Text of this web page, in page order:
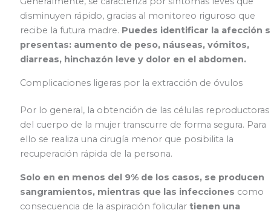
disminuyen rápido, gracias al monitoreo riguroso que
recibe la futura madre. Puedes identificar la afección
presentas: aumento de peso, náuseas, vómitos,
diarreas, hinchazón leve y dolor en el abdomen.
Complicaciones ligeras por la extracción de óvulos
Por lo general, la obtención de las células reproductoras
del cuerpo de la mujer transcurre de forma segura. Para
ello se realiza una cirugía menor que posibilita la
recuperación rápida de la persona.
Solo en en menos del 9% de los casos, se producen
sangramientos, mientras que las infecciones como
consecuencia de la aspiración folicular tienen una